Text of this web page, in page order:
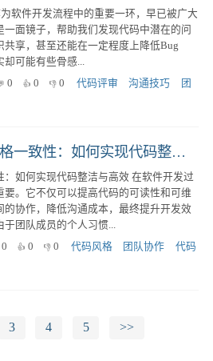
软件开发流程中的重要一环，早已被广大
面镜子，帮助我们发现代码中潜在的问
享，甚至还能在一定程度上降低Bug
却可能有些骨感...
0 0 0 代码评审 沟通技巧
团
团队协作中的代码风格一致性：如何实现代码整洁与高效
现代码整洁与高效 在软件开发过
。它不仅可以提高代码的可读性和可维
协作，降低沟通成本，最终提升开发效
团队成员的个人习惯...
0 0 0 代码风格 团队协作
代码
3 4 5 >>